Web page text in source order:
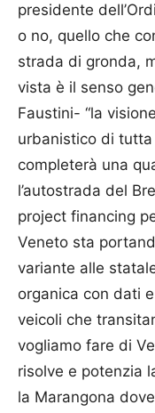
presidente
o no, quello che
strada di gronda,
vista è il senso
Faustini- “la
urbanistico di tutta
completerà una
l’autostrada del
project financing
Veneto sta
variante alle
organica con dati
veicoli che
vogliamo fare di
risolve e potenzia
la Marangona